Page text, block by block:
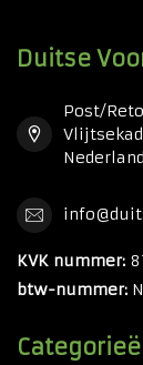
Duitse
Post/
Nederland
KVK nummer:
btw-nummer: